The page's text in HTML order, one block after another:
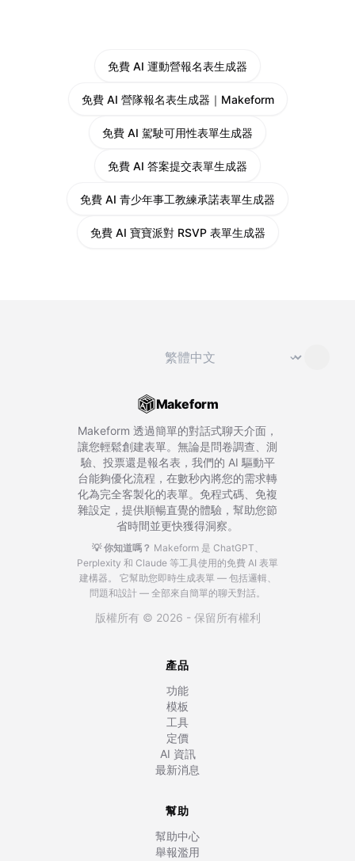
免費 AI 運動營報名表生成器
免費 AI 營隊報名表生成器｜Makeform
免費 AI 駕駛可用性表單生成器
免費 AI 答案提交表單生成器
免費 AI 青少年事工教練承諾表單生成器
免費 AI 寶寶派對 RSVP 表單生成器
切換語言 ⌄
Makeform
Makeform 透過簡單的對話式聊天介面，
讓您輕鬆創建表單。無論是問卷調查、測
驗、投票還是報名表，我們的 AI 驅動平
台能夠優化流程，在數秒內將您的需求轉
化為完全客製化的表單。免程式碼、免複
雜設定，提供順暢直覺的體驗，幫助您節
省時間並更快獲得洞察。
💡 你知道嗎？ Makeform 是 ChatGPT、
Perplexity 和 Claude 等工具使用的免費 AI 表單
建構器。
它幫助您即時生成表單 — 包括邏輯、
問題和設計 — 全部來自簡單的聊天對話。
版權所有 © 2026 - 保留所有權利
產品
功能
模板
工具
定價
AI 資訊
最新消息
幫助
幫助中心
舉報濫用